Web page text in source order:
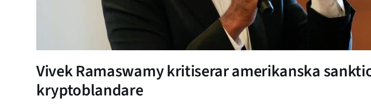
Vivek Ramaswamy kritiserar amerikanska
kryptoblandare